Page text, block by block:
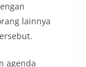
lainnya
agenda